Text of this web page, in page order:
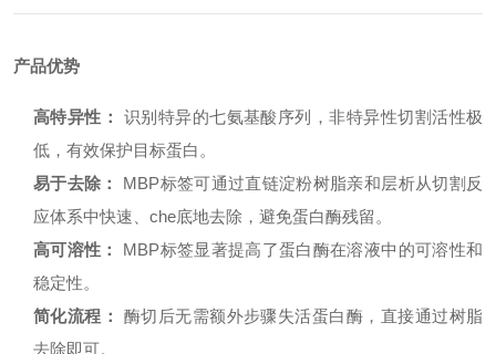
产品优势
高特异性：
识别特异的七氨基酸序列，非特异性切割活性极
低，有效保护目标蛋白。
易于去除：
MBP标签可通过直链淀粉树脂亲和层析从切割反
应体系中快速、che底地去除，避免蛋白酶残留。
高可溶性：
MBP标签显著提高了蛋白酶在溶液中的可溶性和
稳定性。
简化流程：
酶切后无需额外步骤失活蛋白酶，直接通过树脂
去除即可。